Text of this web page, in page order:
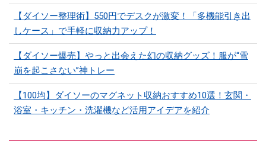
【ダイソー整理術】550円でデスクが激変！「多機能引き出
しケース」で手軽に収納力アップ！
【ダイソー爆売】やっと出会えた幻の収納グッズ！服が“雪
崩を起こさない”神トレー
【100均】ダイソーのマグネット収納おすすめ10選！玄関・
浴室・キッチン・洗濯機など活用アイデアを紹介